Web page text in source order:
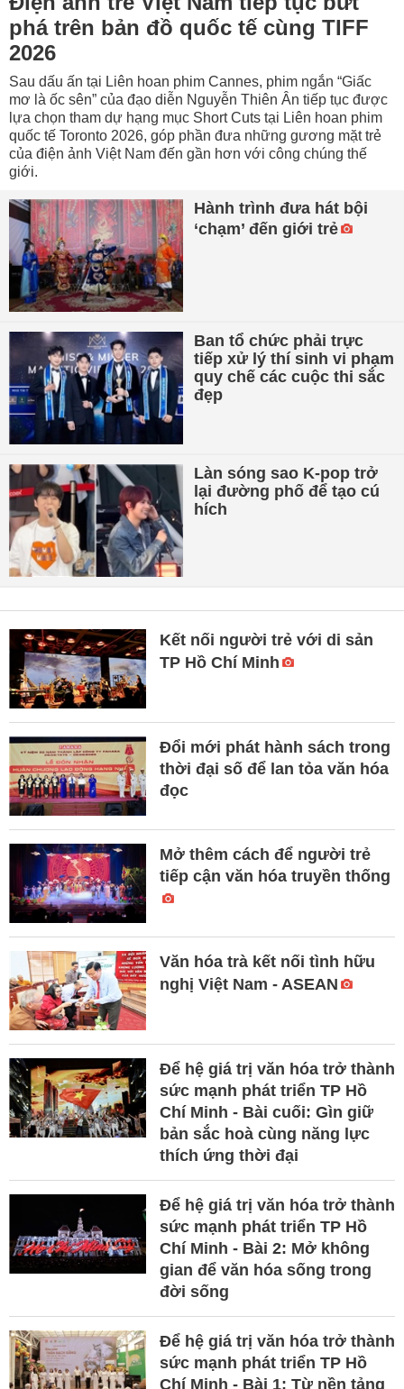
phá trên bản đồ quốc tế cùng TIFF
2026
Sau dấu ấn tại Liên hoan phim Cannes, phim ngắn “Giấc
mơ là ốc sên” của đạo diễn Nguyễn Thiên Ân tiếp tục được
lựa chọn tham dự hạng mục Short Cuts tại Liên hoan phim
quốc tế Toronto 2026, góp phần đưa những gương mặt trẻ
của điện ảnh Việt Nam đến gần hơn với công chúng thế
giới.
Hành trình đưa hát bội
‘chạm’ đến giới trẻ
Ban tổ chức phải trực
tiếp xử lý thí sinh vi phạm
quy chế các cuộc thi sắc
đẹp
Làn sóng sao K-pop trở
lại đường phố để tạo cú
hích
Kết nối người trẻ với di sản
TP Hồ Chí Minh
Đổi mới phát hành sách trong
thời đại số để lan tỏa văn hóa
đọc
Mở thêm cách để người trẻ
tiếp cận văn hóa truyền thống
Văn hóa trà kết nối tình hữu
nghị Việt Nam - ASEAN
Để hệ giá trị văn hóa trở thành
sức mạnh phát triển TP Hồ
Chí Minh - Bài cuối: Gìn giữ
bản sắc hoà cùng năng lực
thích ứng thời đại
Để hệ giá trị văn hóa trở thành
sức mạnh phát triển TP Hồ
Chí Minh - Bài 2: Mở không
gian để văn hóa sống trong
đời sống
Để hệ giá trị văn hóa trở thành
sức mạnh phát triển TP Hồ
Chí Minh - Bài 1: Từ nền tảng